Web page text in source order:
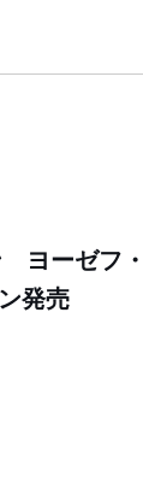
ヨーゼフ
発売